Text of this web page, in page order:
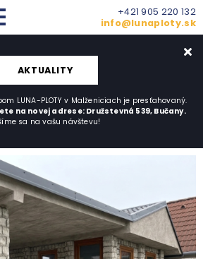
+421 905 220 132
info@lunaploty.sk
AKTUALITY
LUNA-PLOTY v Malženiciach je presťahovaný.
na novej adrese: Družstevná 539, Bučany.
sa na vašu návštevu!